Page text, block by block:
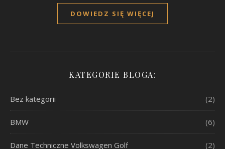
DOWIEDZ SIĘ WIĘCEJ
KATEGORIE BLOGA:
Bez kategorii (2)
BMW (6)
Dane Techniczne Volkswagen Golf (2)